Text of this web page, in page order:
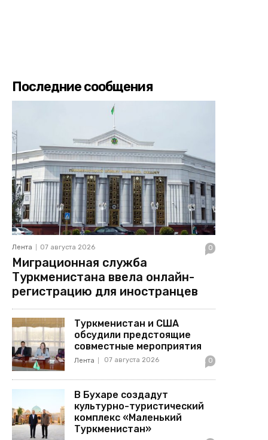
Последние сообщения
Лента 07 августа 2026 0
Миграционная служба
Туркменистана ввела онлайн-
регистрацию для иностранцев
Туркменистан и США
обсудили предстоящие
совместные мероприятия
Лента 07 августа 2026 0
В Бухаре создадут
культурно-туристический
комплекс «Маленький
Туркменистан»